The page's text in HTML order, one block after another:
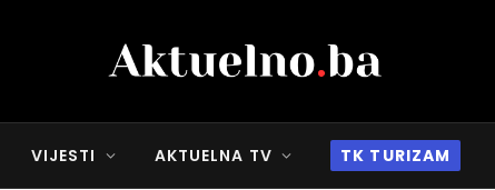
VIJESTI AKTUELNA TV TK TURIZAM